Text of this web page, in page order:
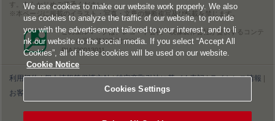
す。あらかじめご了承ください。
本ページに掲載のイラスト・写真・文章の無断複写及び転載を禁じます。
このエルマークは、レコード会社・映像製作会社が提供するコンテ
ンツを示す登録商標です。
RIAJ00013011
利用規約|個人情報等保護方針|特定商取引法に基づく表記|ライセンス情報
お客様情報の外部送信について|Cookies Settings
We use cookies to make our website work properly. We also
use cookies to analyze the traffic of our website, to provide
you with the advertisement tailored to your interest, and to li
nk our website to the social media. If you select “Accept All
Cookies”, all of these cookies will be used on our website.
Cookie Notice
Cookies Settings